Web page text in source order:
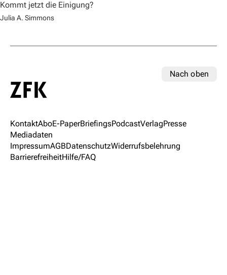
Kommt jetzt die Einigung?
Julia A. Simmons
Nach oben
KontaktAboE-PaperBriefingsPodcastVerlagPresse
Mediadaten
ImpressumAGBDatenschutzWiderrufsbelehrung
BarrierefreiheitHilfe/FAQ